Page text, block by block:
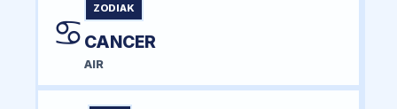
♋
ZODIAK
CANCER
AIR